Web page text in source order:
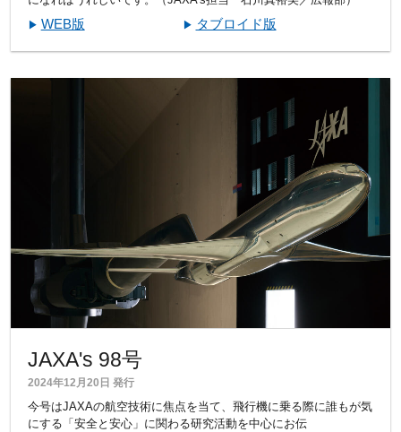
WEB版 タブロイド版
JAXA's 98号
2024年12月20日 発行
今号はJAXAの航空技術に焦点を当て、飛行機に乗る際に誰もが気
にする「安全と安心」に関わる研究活動を中心にお伝